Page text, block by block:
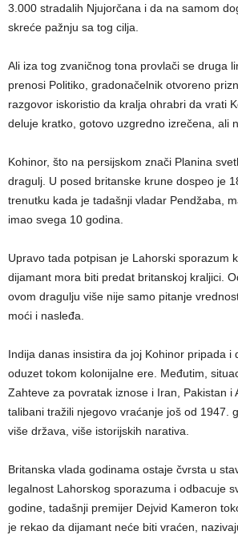
3.000 stradalih Njujorčana i da na samom
skreće pažnju sa tog cilja.
Ali iza tog zvaničnog tona provlači se druga
prenosi Politiko, gradonačelnik otvoreno
razgovor iskoristio da kralja ohrabri da vrati
deluje kratko, gotovo uzgredno izrečena, ali
Kohinor, što na persijskom znači Planina
dragulj. U posed britanske krune dospeo je
trenutku kada je tadašnji vladar Pendžaba,
imao svega 10 godina.
Upravo tada potpisan je Lahorski sporazum
dijamant mora biti predat britanskoj kraljici.
ovom dragulju više nije samo pitanje
moći i nasleđa.
Indija danas insistira da joj Kohinor pripada i
oduzet tokom kolonijalne ere. Međutim,
Zahteve za povratak iznose i Iran, Pakistan i
talibani tražili njegovo vraćanje još od 1947.
više država, više istorijskih narativa.
Britanska vlada godinama ostaje čvrsta u
legalnost Lahorskog sporazuma i odbacuje
godine, tadašnji premijer Dejvid Kameron
je rekao da dijamant neće biti vraćen,